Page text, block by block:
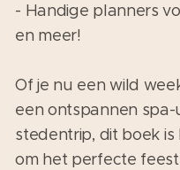
- Handige planners
en meer!
Of je nu een wild
een ontspannen
stedentrip, dit boek
om het perfecte